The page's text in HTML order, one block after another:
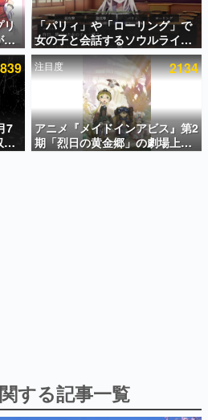
千以上！ ページビュー数万以上！ などな
読まれた、電ファミ渾身の“殿堂入り”記
。
産業やカルチャーに与えた影響を探る企
リ
決
年
「パリィ」や「ローリング」で
女の子と会話するソウルライク
恋愛ゲーム『小早川さんはソウ
ルライク』無料公開。返事に失
敗すると「YOU DIED」
7
益
注目度 2134
アニメ『メイドインアビス』第2
期「烈日の黄金郷」の劇場上映
が決定！レグ役・伊瀬茉莉也さ
する記事一覧